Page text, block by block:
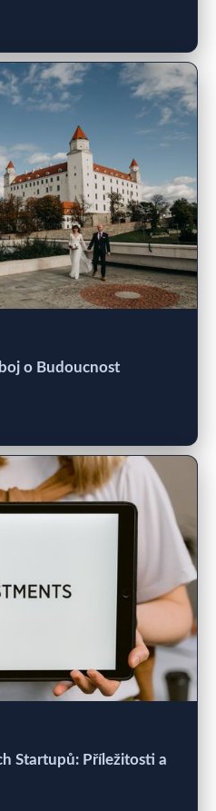
o Budoucnost
Startupů: Příležitosti a